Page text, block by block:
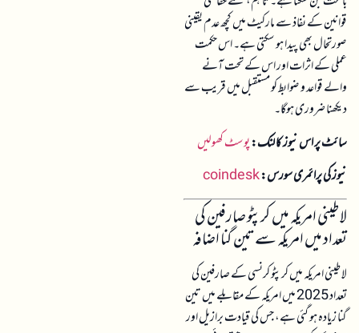
قوانین کے نفاذ سے مارکیٹ میں کچھ عدم یقینی
صورتحال بھی پیدا ہو سکتی ہے۔ اس حکمت
عملی کے اثرات اور اس کے تحت آنے
والے قواعد و ضوابط کو مستقبل میں قریب سے
دیکھنا ضروری ہوگا۔
سائٹ پر اس نیوز کا لنک:پوسٹ کھولیں
نیوز کی پرائمری سورس:coindesk
لاطینی امریکہ میں کرپٹو صارفین کی
تعداد میں امریکہ سے تین گنا اضافہ
لاطینی امریکہ میں کرپٹو کرنسی کے صارفین کی
تعداد 2025 میں امریکہ کے مقابلے میں تین
گنا زیادہ ہو گئی ہے، جس کی قیادت برازیل اور